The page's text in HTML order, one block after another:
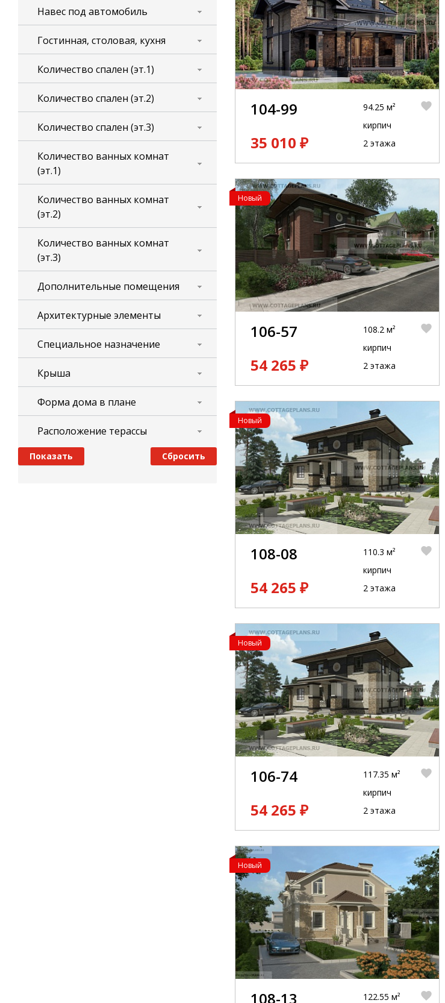
Навес под автомобиль
Гостинная, столовая, кухня
Количество спален (эт.1)
Количество спален (эт.2)
Количество спален (эт.3)
Количество ванных комнат
(эт.1)
Количество ванных комнат
(эт.2)
Количество ванных комнат
(эт.3)
Дополнительные помещения
Архитектурные элементы
Специальное назначение
Крыша
Форма дома в плане
Расположение терассы
104-99
35 010 ₽
94.25 м²
кирпич
2 этажа
Новый
106-57
54 265 ₽
108.2 м²
кирпич
2 этажа
Новый
108-08
54 265 ₽
110.3 м²
кирпич
2 этажа
Новый
106-74
54 265 ₽
117.35 м²
кирпич
2 этажа
Новый
108-13 122.55 м²